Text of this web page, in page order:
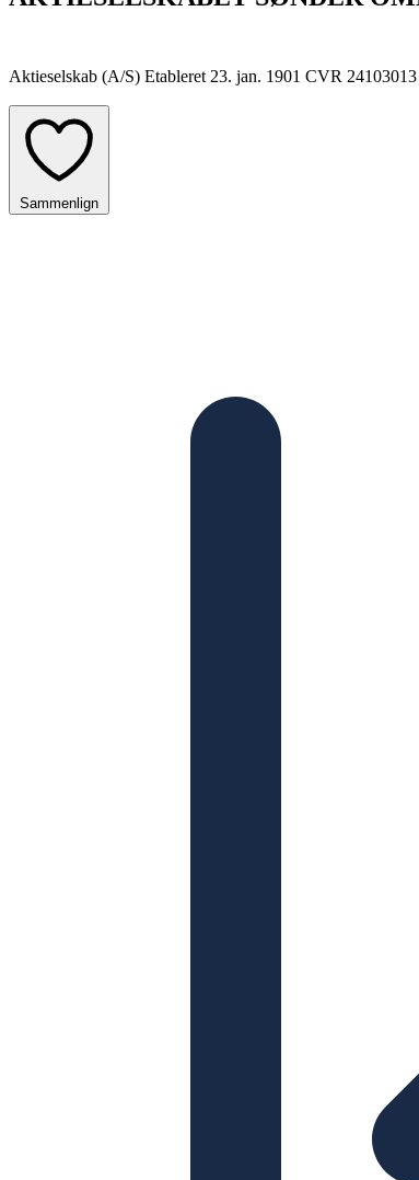
Aktieselskab (A/S) Etableret 23. jan. 1901 CVR 24103013
Sammenlign